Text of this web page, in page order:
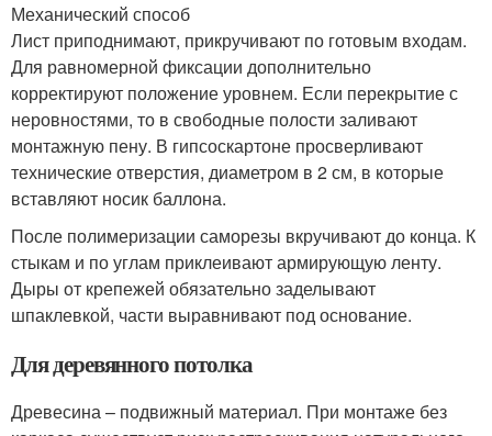
Механический способ
Лист приподнимают, прикручивают по готовым входам.
Для равномерной фиксации дополнительно
корректируют положение уровнем. Если перекрытие с
неровностями, то в свободные полости заливают
монтажную пену. В гипсоскартоне просверливают
технические отверстия, диаметром в 2 см, в которые
вставляют носик баллона.
После полимеризации саморезы вкручивают до конца. К
стыкам и по углам приклеивают армирующую ленту.
Дыры от крепежей обязательно заделывают
шпаклевкой, части выравнивают под основание.
Для деревянного потолка
Древесина – подвижный материал. При монтаже без